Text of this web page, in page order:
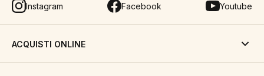
Instagram Facebook Youtube
ACQUISTI ONLINE